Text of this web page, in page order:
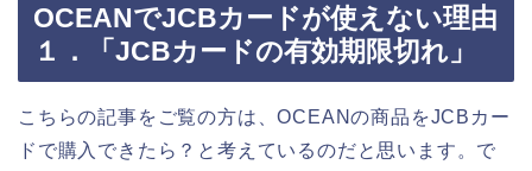
OCEANでJCBカードが使えない理由
１．「JCBカードの有効期限切れ」
こちらの記事をご覧の方は、OCEANの商品をJCBカー
ドで購入できたら？と考えているのだと思います。で